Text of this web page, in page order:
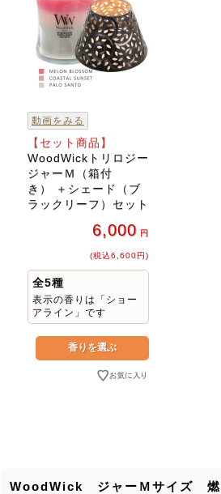
動画をみる
【セット商品】
WoodWickトリロジー
ジャーＭ（箱付
き） ＋シェード（ブ
ラックリーフ）セット
6,000 円
(税込6,600円)
全5種
表示の香りは「ショー
アライン」です
WoodWick ジャーＭサイズ 燃